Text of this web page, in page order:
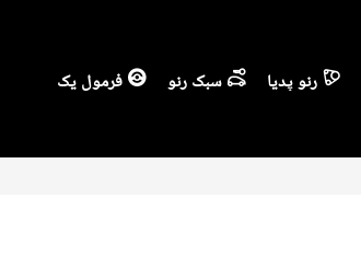
رنو پدیا سبک رنو فرمول یک